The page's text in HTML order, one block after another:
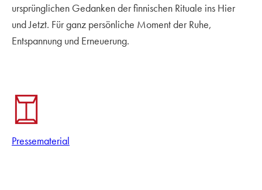
ursprünglichen Gedanken der finnischen Rituale ins Hier
und Jetzt. Für ganz persönliche Moment der Ruhe,
Entspannung und Erneuerung.
Pressematerial